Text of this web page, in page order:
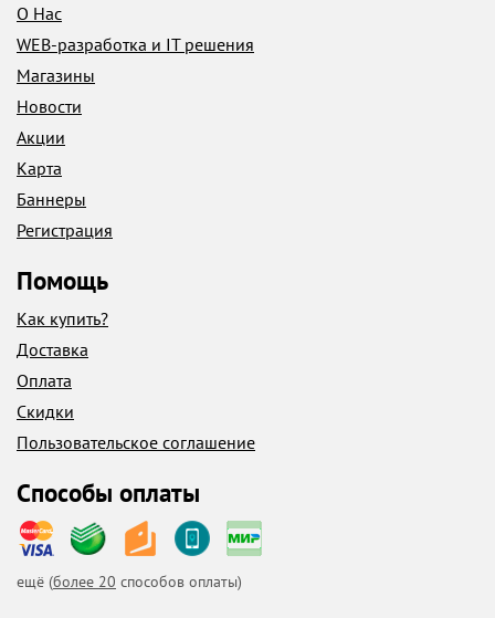
О Нас
WEB-разработка и IT решения
Магазины
Новости
Акции
Карта
Баннеры
Регистрация
Помощь
Как купить?
Доставка
Оплата
Скидки
Пользовательское соглашение
Способы оплаты
ещё (более 20 способов оплаты)